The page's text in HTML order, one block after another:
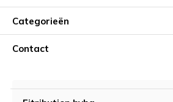
Categorieën
Contact